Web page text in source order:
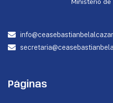
Páginas